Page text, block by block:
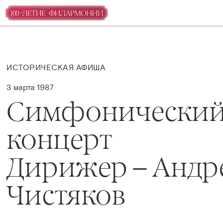
ИСТОРИЧЕСКАЯ АФИША
3 марта 1987
концерт
Дирижер –
Чистяков